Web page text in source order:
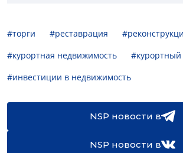
#торги #реставрация
#курортная недвижимость
#инвестиции в недвижимость
NSP новости в
NSP новости в